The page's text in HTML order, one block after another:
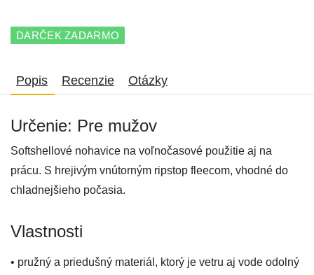
DARČEK ZADARMO
Popis Recenzie Otázky
Určenie: Pre mužov
Softshellové nohavice na voľnočasové použitie aj na
prácu. S hrejivým vnútorným ripstop fleecom, vhodné do
chladnejšieho počasia.
Vlastnosti
• pružný a priedušný materiál, ktorý je vetru aj vode odolný